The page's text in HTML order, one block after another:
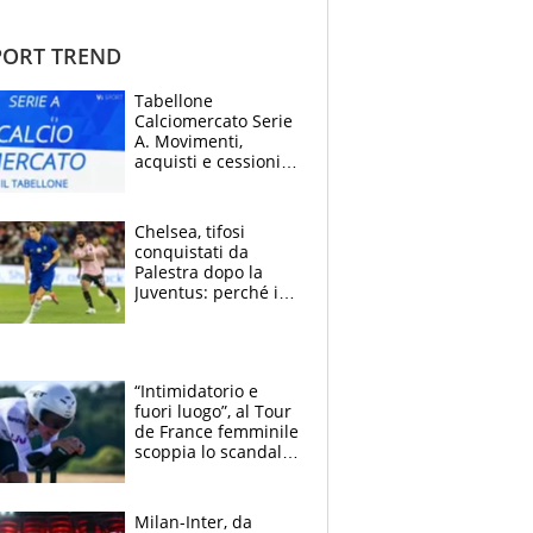
TREND
Tabellone
Calciomercato Serie
A. Movimenti,
acquisti e cessioni:
Chelsea, tifosi
conquistati da
Palestra dopo la
Juventus: perché i
“Intimidatorio e
fuori luogo”, al Tour
de France femminile
scoppia lo scandalo:
atlete
Milan-Inter, da